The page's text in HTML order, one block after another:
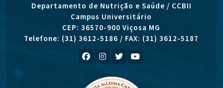
Departamento de Nutrição e Saúde / CCBII
Campus Universitário
CEP: 36570-900 Viçosa MG
Telefone: (31) 3612-5186 / FAX: (31) 3612-5187